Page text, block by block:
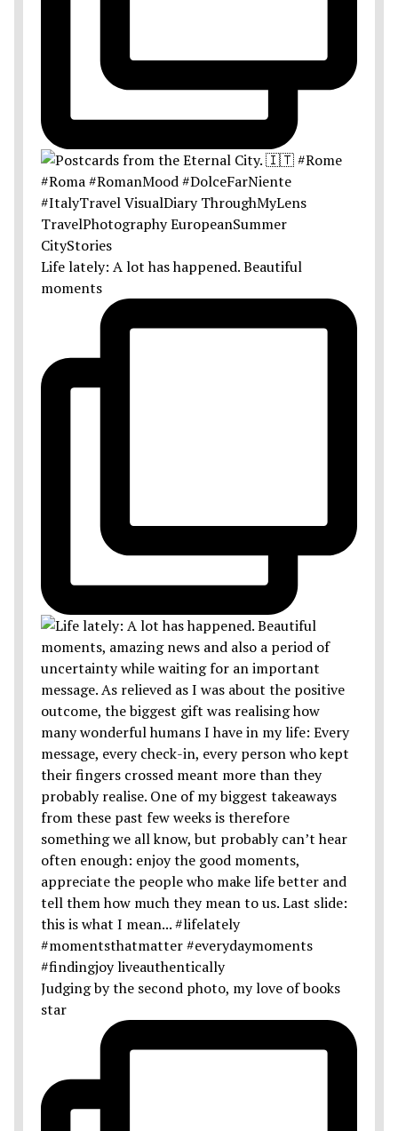
Life lately: A lot has happened. Beautiful
moments
Judging by the second photo, my love of books
star